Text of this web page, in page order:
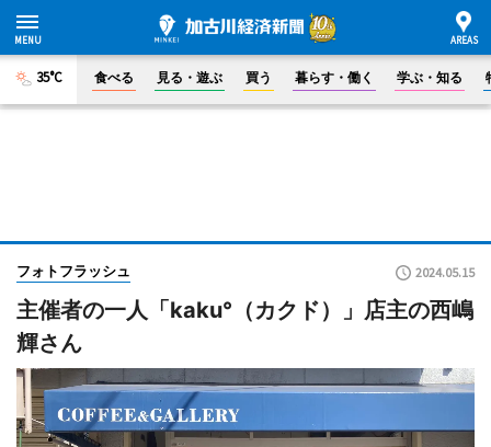
35°C 食べる 見る・遊ぶ 買う 暮らす・働く 学ぶ・知る
フォトフラッシュ 2024.05.15
主催者の一人「kaku°（カクド）」店主の西嶋
輝さん